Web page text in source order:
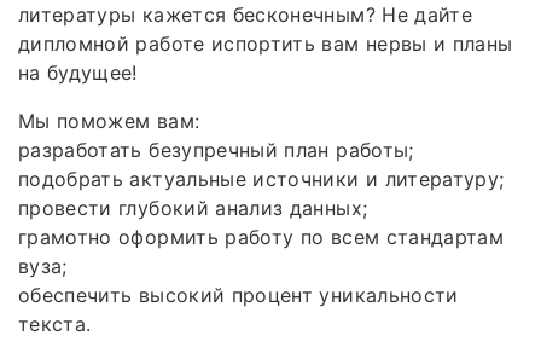
литературы кажется бесконечным? Не дайте
дипломной работе испортить вам нервы и планы
на будущее!
Мы поможем вам:
разработать безупречный план работы;
подобрать актуальные источники и литературу;
провести глубокий анализ данных;
грамотно оформить работу по всем стандартам
вуза;
обеспечить высокий процент уникальности
текста.